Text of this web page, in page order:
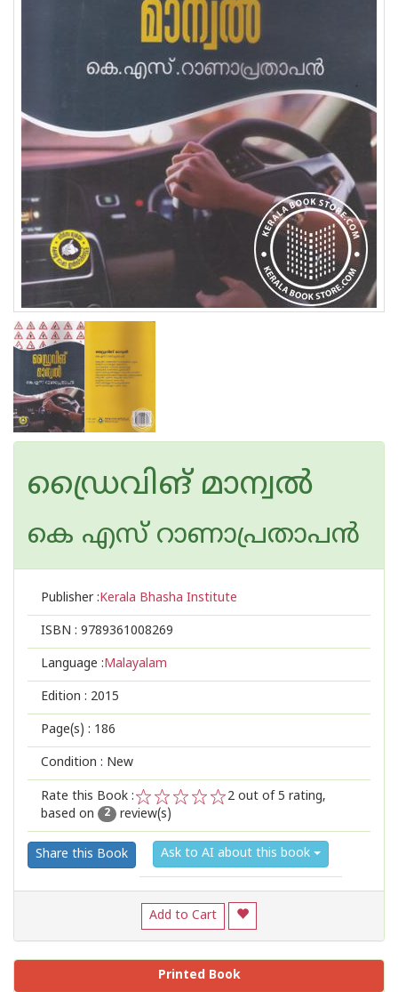
ഡ്രൈവിങ് മാന്വല്‍
കെ എസ് റാണാപ്രതാപന്‍
Publisher :Kerala Bhasha Institute
ISBN : 9789361008269
Language :Malayalam
Edition : 2015
Page(s) : 186
Condition : New
Rate this Book :
2
1
2 out of 5 rating,
based on
2 review(s)
Share this Book Ask to AI about this book
Add to Cart
Printed Book